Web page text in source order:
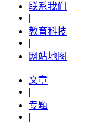
联系我们
|
教育科技
|
网站地图
文章
|
专题
|